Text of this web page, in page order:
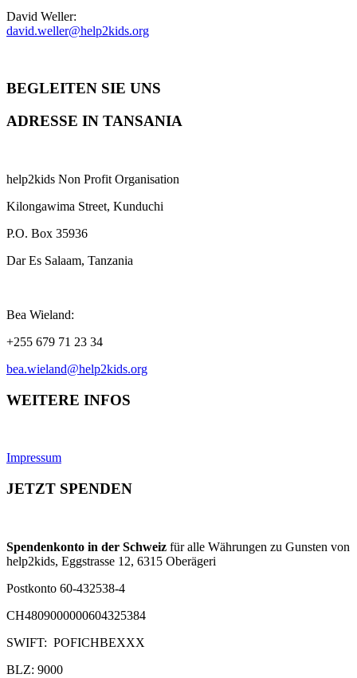
David Weller:
david.weller@help2kids.org
BEGLEITEN SIE UNS
ADRESSE IN TANSANIA
help2kids Non Profit Organisation
Kilongawima Street, Kunduchi
P.O. Box 35936
Dar Es Salaam, Tanzania
Bea Wieland:
+255 679 71 23 34
bea.wieland@help2kids.org
WEITERE INFOS
Impressum
JETZT SPENDEN
Spendenkonto in der Schweiz für alle Währungen zu Gunsten von
help2kids, Eggstrasse 12, 6315 Oberägeri
Postkonto 60-432538-4
CH4809000000604325384
SWIFT: POFICHBEXXX
BLZ: 9000